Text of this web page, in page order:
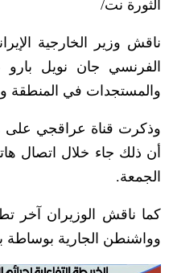
الثورة نت/
ناقش وزير الخارجية
الفرنسي جان نويل بارو
والمستجدات في المنطقة
وذكرت قناة عراقجي على
أن ذلك جاء خلال اتصال
الجمعة.
كما ناقش الوزيران آخر
وواشنطن الجارية بوساطة